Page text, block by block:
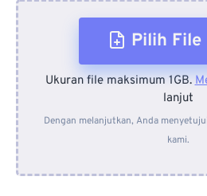
Pilih File
Dari
Dari Dropbox
Ukuran file maksimum 1GB.
lanjut
Dengan melanjutkan, Anda menyetujui
kami.